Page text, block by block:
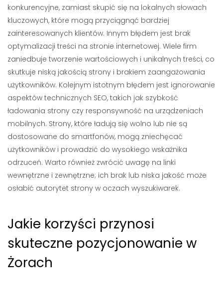
konkurencyjne, zamiast skupić się na lokalnych słowach
kluczowych, które mogą przyciągnąć bardziej
zainteresowanych klientów. Innym błędem jest brak
optymalizacji treści na stronie internetowej. Wiele firm
zaniedbuje tworzenie wartościowych i unikalnych treści, co
skutkuje niską jakością strony i brakiem zaangażowania
użytkowników. Kolejnym istotnym błędem jest ignorowanie
aspektów technicznych SEO, takich jak szybkość
ładowania strony czy responsywność na urządzeniach
mobilnych. Strony, które ładują się wolno lub nie są
dostosowane do smartfonów, mogą zniechęcać
użytkowników i prowadzić do wysokiego wskaźnika
odrzuceń. Warto również zwrócić uwagę na linki
wewnętrzne i zewnętrzne; ich brak lub niska jakość może
osłabić autorytet strony w oczach wyszukiwarek.
Jakie korzyści przynosi
skuteczne pozycjonowanie w
Żorach